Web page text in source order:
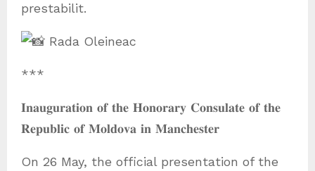
prestabilit.
Rada Oleineac
***
𝐈𝐧𝐚𝐮𝐠𝐮𝐫𝐚𝐭𝐢𝐨𝐧 𝐨𝐟 𝐭𝐡𝐞 𝐇𝐨𝐧𝐨𝐫𝐚𝐫𝐲 𝐂𝐨𝐧𝐬𝐮𝐥𝐚𝐭𝐞 𝐨𝐟 𝐭𝐡𝐞
𝐑𝐞𝐩𝐮𝐛𝐥𝐢𝐜 𝐨𝐟 𝐌𝐨𝐥𝐝𝐨𝐯𝐚 𝐢𝐧 𝐌𝐚𝐧𝐜𝐡𝐞𝐬𝐭𝐞𝐫
On 26 May, the official presentation of the